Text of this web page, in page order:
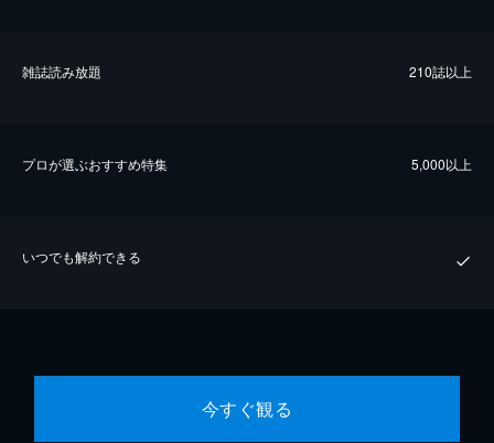
雑誌読み放題 210誌以上
プロが選ぶおすすめ特集 5,000以上
いつでも解約できる
今すぐ観る